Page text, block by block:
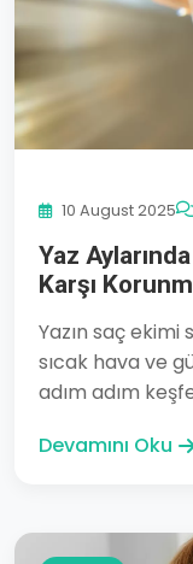
10 August 2025
Yaz
Karşı
Yazın saç ekimi
sıcak hava ve
adım adım
Devamını Oku